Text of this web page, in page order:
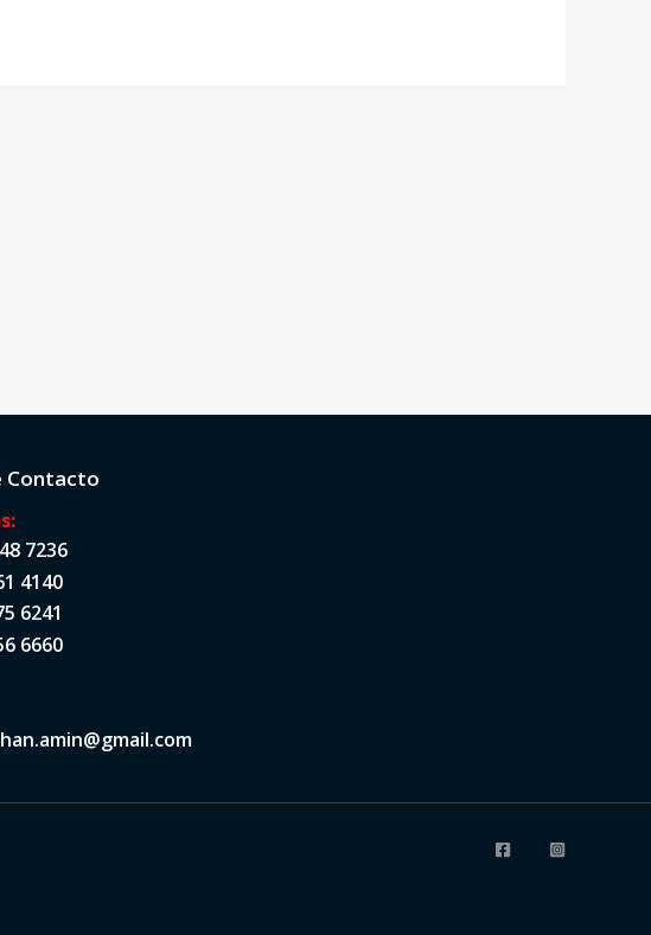
Contacto
7236
4140
6241
6660